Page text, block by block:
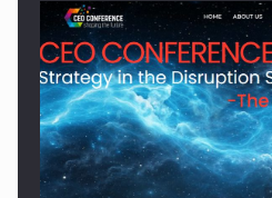
Hard Enduro Piatra Craiului